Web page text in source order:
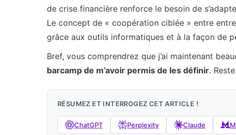
de crise financière renforce le besoin de
Le concept de « coopération ciblée » entre
grâce aux outils informatiques et à la façon de
Bref, vous comprendrez que j’ai maintenant
barcamp de m’avoir permis de les définir.
RÉSUMEZ ET INTERROGEZ CET ARTICLE !
ChatGPT Perplexity Claude